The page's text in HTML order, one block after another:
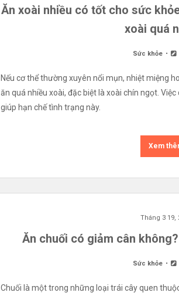
Ăn xoài nhiều có tốt cho sức
xoài quá
Sức khỏe
Nếu cơ thể thường xuyên nổi mụn, nhiệt miệng
ăn quá nhiều xoài, đặc biệt là xoài chín ngọt.
giúp hạn chế tình trạng này.
Xem
Tháng 3 19,
Ăn chuối có giảm cân
Sức khỏe
Chuối là một trong những loại trái cây quen